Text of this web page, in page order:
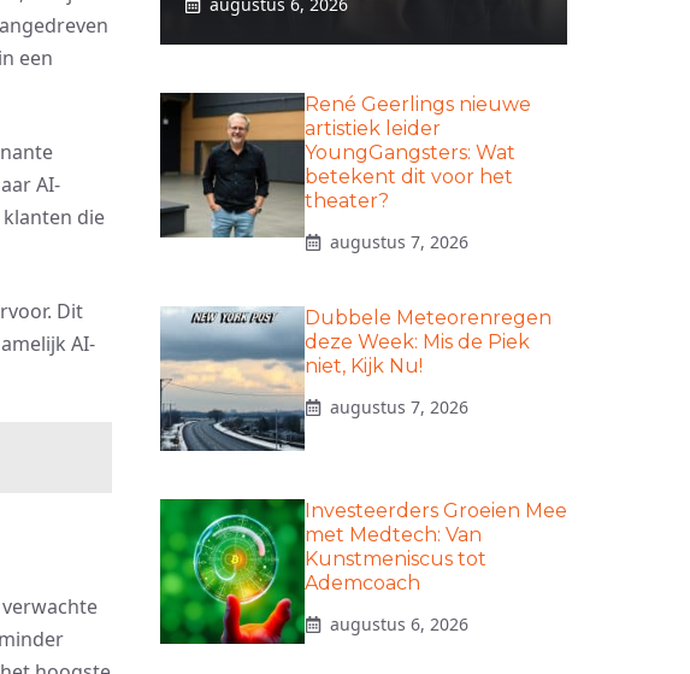
een
AI-
die
Dit
AI-
augustus 6, 2026
René Geerlings nieuwe
artistiek leider
YoungGangsters: Wat
betekent dit voor het
theater?
augustus 7, 2026
Dubbele Meteorenregen
deze Week: Mis de Piek
niet, Kijk Nu!
augustus 7, 2026
Investeerders Groeien Mee
met Medtech: Van
Kunstmeniscus tot
Ademcoach
augustus 6, 2026